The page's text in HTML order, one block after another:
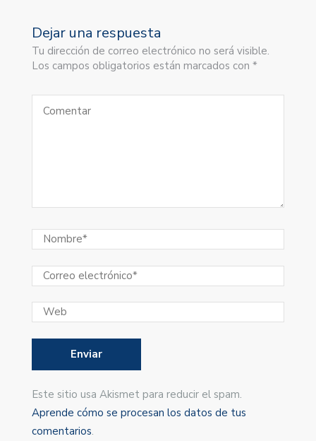
Dejar una respuesta
Tu dirección de correo electrónico no será visible.
Los campos obligatorios están marcados con *
Este sitio usa Akismet para reducir el spam.
Aprende cómo se procesan los datos de tus
comentarios.